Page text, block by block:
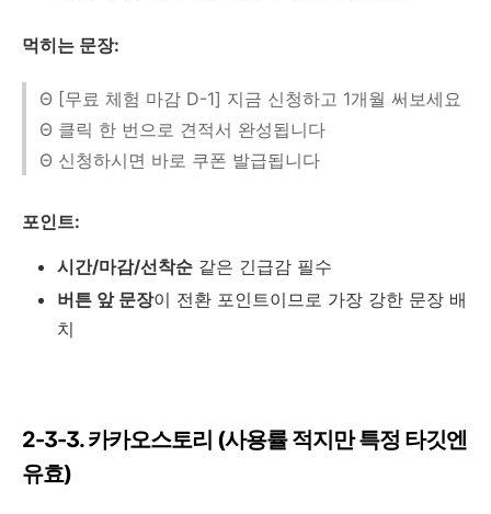
먹히는 문장:
Θ [무료 체험 마감 D-1] 지금 신청하고 1개월 써보세요
Θ 클릭 한 번으로 견적서 완성됩니다
Θ 신청하시면 바로 쿠폰 발급됩니다
포인트:
시간/마감/선착순 같은 긴급감 필수
버튼 앞 문장이 전환 포인트이므로 가장 강한 문장 배
치
2-3-3. 카카오스토리 (사용률 적지만 특정 타깃엔
유효)